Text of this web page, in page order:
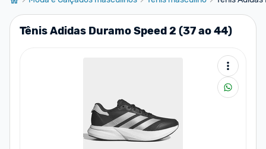
Tênis Adidas Duramo Speed 2 (37 ao 44)